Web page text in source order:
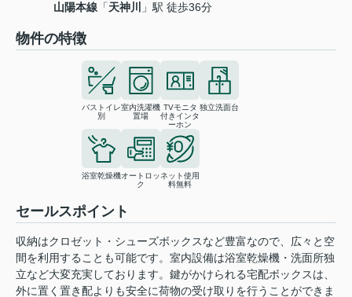
山陽本線 「天神川 」駅 徒歩36分
物件の特徴
バストイレ
別
室内洗濯機
置場
TVモニタ
付きインタ
ーホン
独立洗面台
浴室乾燥機オートロッ
ク
ネット使用
料無料
セールスポイント
収納はクロゼット・シューズボックスなど豊富なので、広々と空
間を利用することも可能です。室内設備は浴室乾燥機・洗面所独
立など大変充実しております。鍵がかけられる宅配ボックスは、
外に置く置き配よりも安全に荷物の受け取りを行うことができま